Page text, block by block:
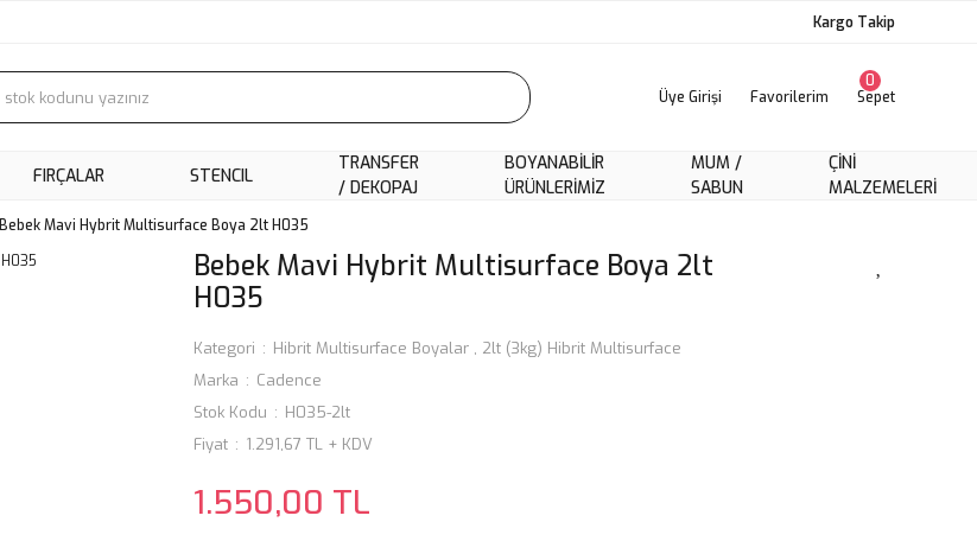
Kargo Takip
Üye Girişi Favorilerim Sepet
0
FIRÇALAR STENCIL
TRANSFER
/ DEKOPAJ
BOYANABILIR
ÜRÜNLERIMIZ
MUM /
SABUN
ÇINI
MALZEMELERI
Bebek Mavi Hybrit Multisurface Boya 2lt H035
Bebek Mavi Hybrit Multisurface Boya 2lt
H035
Kategori Hibrit Multisurface Boyalar , 2lt (3kg) Hibrit Multisurface
Marka
Cadence
Stok Kodu
H035-2lt
Fiyat
1.291,67 TL + KDV
1.550,00 TL